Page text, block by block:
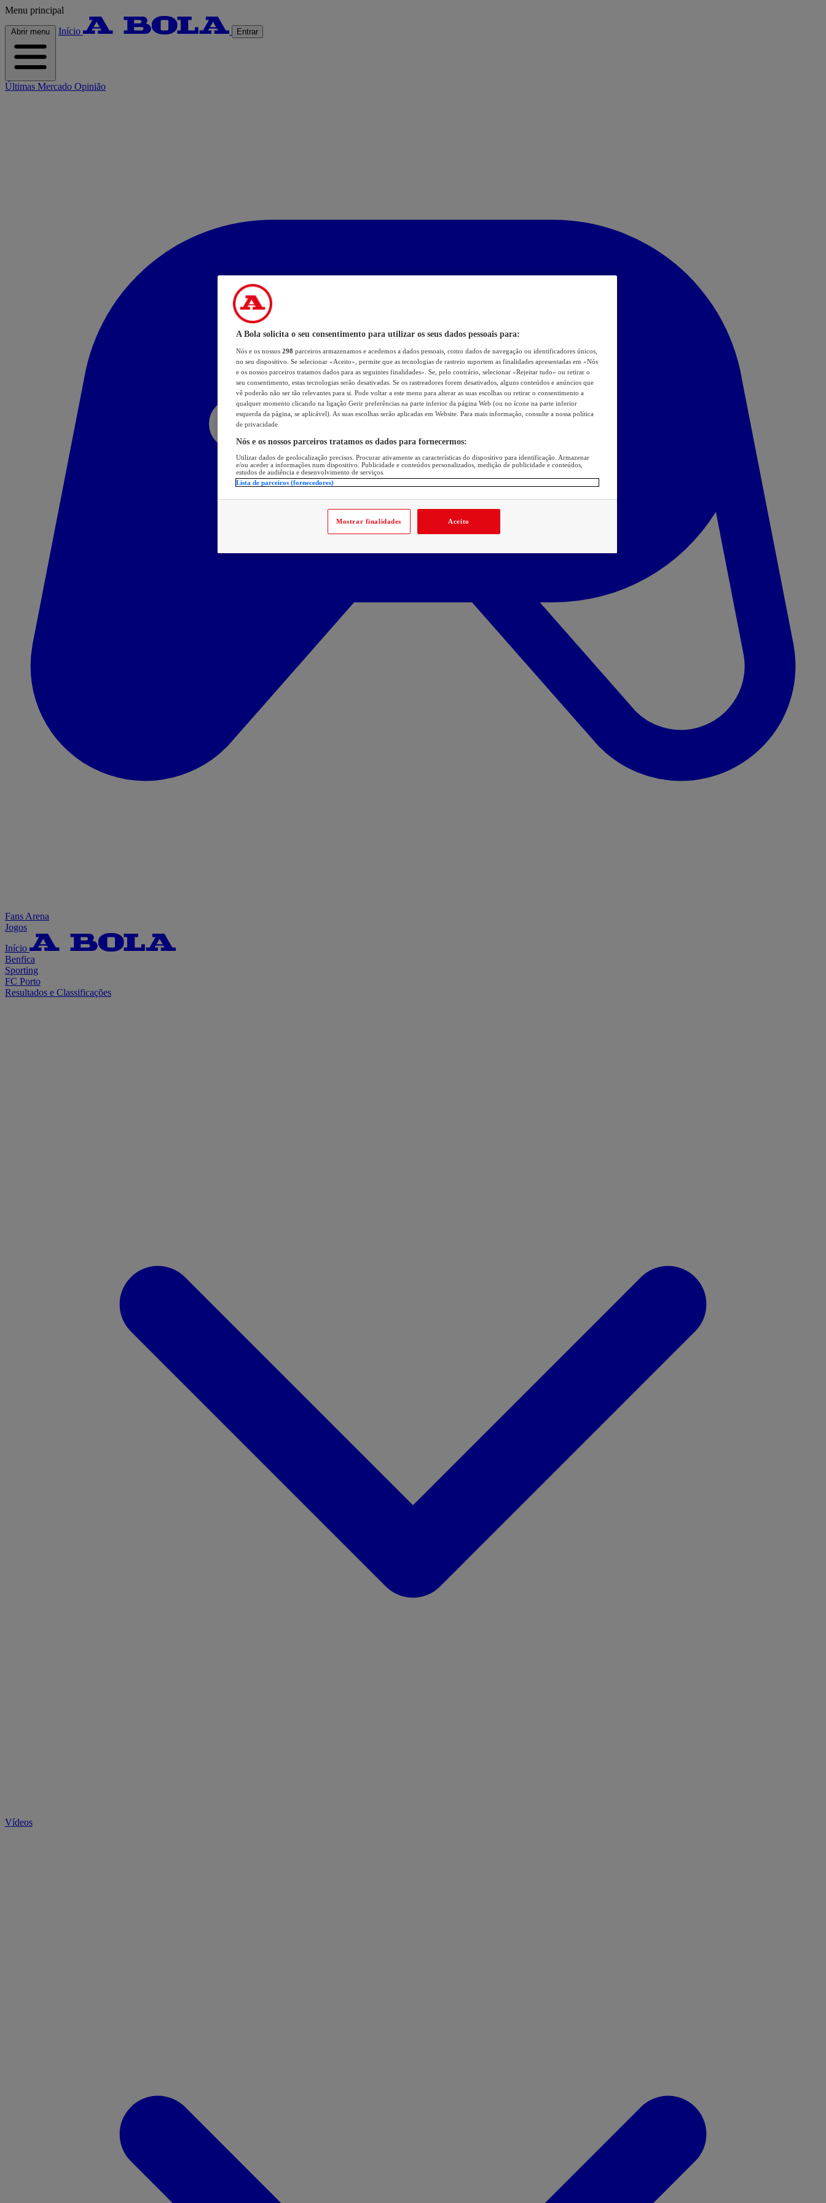
Menu principal
Abrir menu Início Entrar
Últimas Mercado Opinião
Fans Arena
Jogos
Início
Benfica
Sporting
FC Porto
Resultados e Classificações
Vídeos
A Bola solicita o seu consentimento para utilizar os seus dados pessoais para:
Nós e os nossos 298 parceiros armazenamos e acedemos a dados pessoais, como dados de navegação ou identificadores únicos,
no seu dispositivo. Se selecionar «Aceito», permite que as tecnologias de rastreio suportem as finalidades apresentadas em «Nós
e os nossos parceiros tratamos dados para as seguintes finalidades». Se, pelo contrário, selecionar «Rejeitar tudo» ou retirar o
seu consentimento, estas tecnologias serão desativadas. Se os rastreadores forem desativados, alguns conteúdos e anúncios que
vê poderão não ser tão relevantes para si. Pode voltar a este menu para alterar as suas escolhas ou retirar o consentimento a
qualquer momento clicando na ligação Gerir preferências na parte inferior da página Web (ou no ícone na parte inferior
esquerda da página, se aplicável). As suas escolhas serão aplicadas em Website. Para mais informação, consulte a nossa política
de privacidade.
Nós e os nossos parceiros tratamos os dados para fornecermos:
Utilizar dados de geolocalização precisos. Procurar ativamente as características do dispositivo para identificação. Armazenar
e/ou aceder a informações num dispositivo. Publicidade e conteúdos personalizados, medição de publicidade e conteúdos,
estudos de audiência e desenvolvimento de serviços.
Lista de parceiros (fornecedores)
Mostrar finalidades Aceito